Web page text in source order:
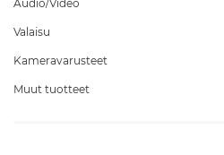
Audio/Video
Valaisu
Kameravarusteet
Muut tuotteet